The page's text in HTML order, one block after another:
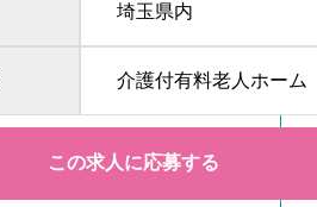
埼玉県内
介護付有料老人ホーム